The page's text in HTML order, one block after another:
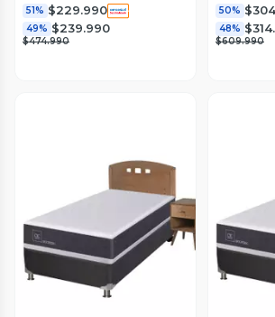
51% $229.990
49% $239.990
$474.990
50%
48%
$609.990